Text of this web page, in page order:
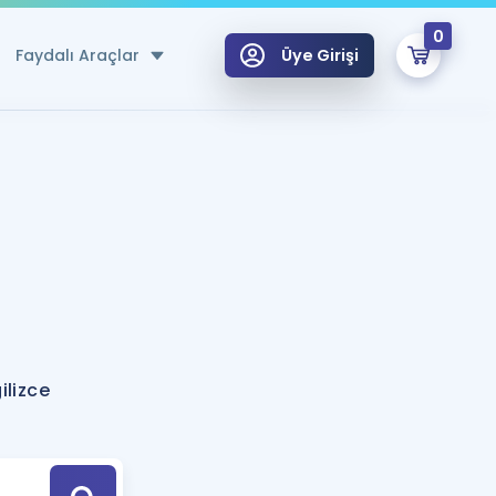
Faydalı Araçlar
Hesaplama Aracı
için Öneriler
Tek Takvimde
Üye Girişi
0